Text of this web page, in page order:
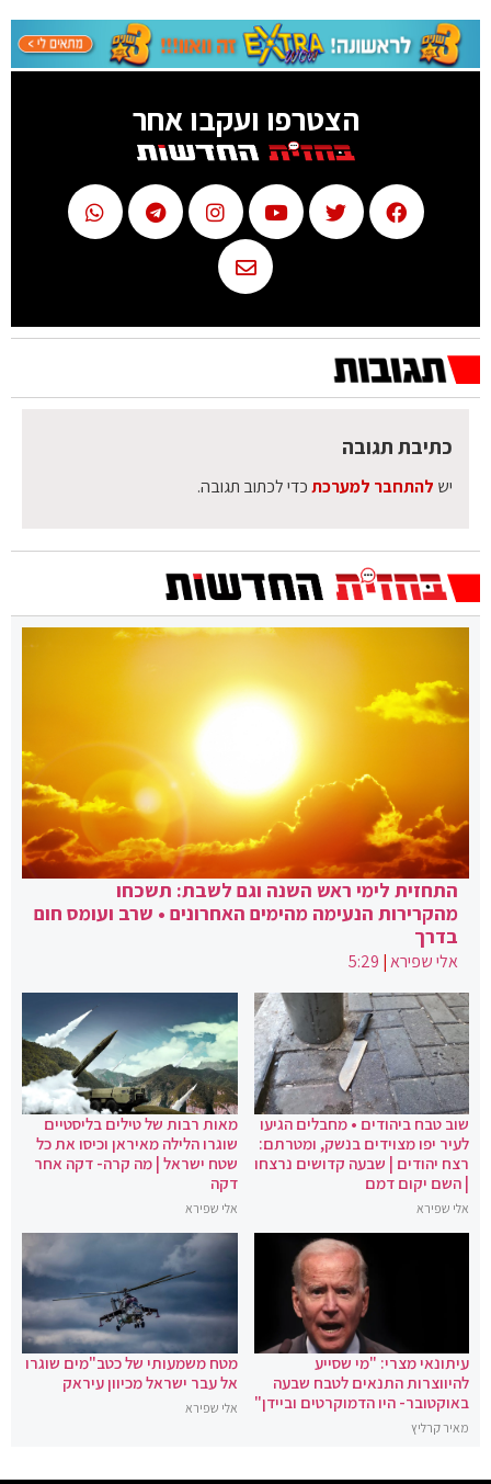
הצטרפו ועקבו אחר
כתיבת תגובה
יש להתחבר למערכתכדי לכתוב תגובה.
התחזית לימי ראש השנה וגם לשבת: תשכחו
מהקרירות הנעימה מהימים האחרונים • שרב ועומס חום
בדרך
אלי שפירא|
5:29
שוב טבח ביהודים • מחבלים הגיעו
לעיר יפו מצוידים בנשק, ומטרתם:
רצח יהודים | שבעה קדושים נרצחו
| השם יקום דמם
אלי שפירא
מאות רבות של טילים בליסטיים
שוגרו הלילה מאיראן וכיסו את כל
שטח ישראל | מה קרה- דקה אחר
דקה
אלי שפירא
עיתונאי מצרי: "מי שסייע
להיווצרות התנאים לטבח שבעה
באוקטובר- היו הדמוקרטים וביידן"
מאיר קרליץ
מטח משמעותי של כטב"מים שוגרו
אל עבר ישראל מכיוון עיראק
אלי שפירא